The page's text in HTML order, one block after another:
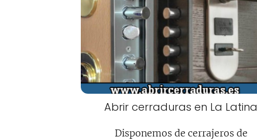
Abrir cerraduras en La Latina
Disponemos de cerrajeros de